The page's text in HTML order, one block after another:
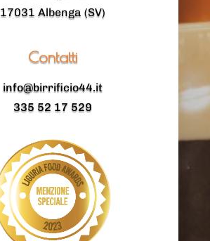
17031 Albenga (SV)
Contatti
info@birrificio44.it
335 52 17 529